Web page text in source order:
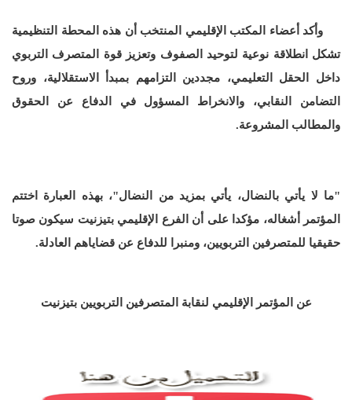
وأكد أعضاء المكتب الإقليمي المنتخب أن هذه المحطة التنظيمية
تشكل انطلاقة نوعية لتوحيد الصفوف وتعزيز قوة المتصرف التربوي
داخل الحقل التعليمي، مجددين التزامهم بمبدأ الاستقلالية، وروح
التضامن النقابي، والانخراط المسؤول في الدفاع عن الحقوق
والمطالب المشروعة.
"ما لا يأتي بالنضال، يأتي بمزيد من النضال"، بهذه العبارة اختتم
المؤتمر أشغاله، مؤكدا على أن الفرع الإقليمي بتيزنيت سيكون صوتا
حقيقيا للمتصرفين التربويين، ومنبرا للدفاع عن قضاياهم العادلة.
عن المؤتمر الإقليمي لنقابة المتصرفين التربويين بتيزنيت